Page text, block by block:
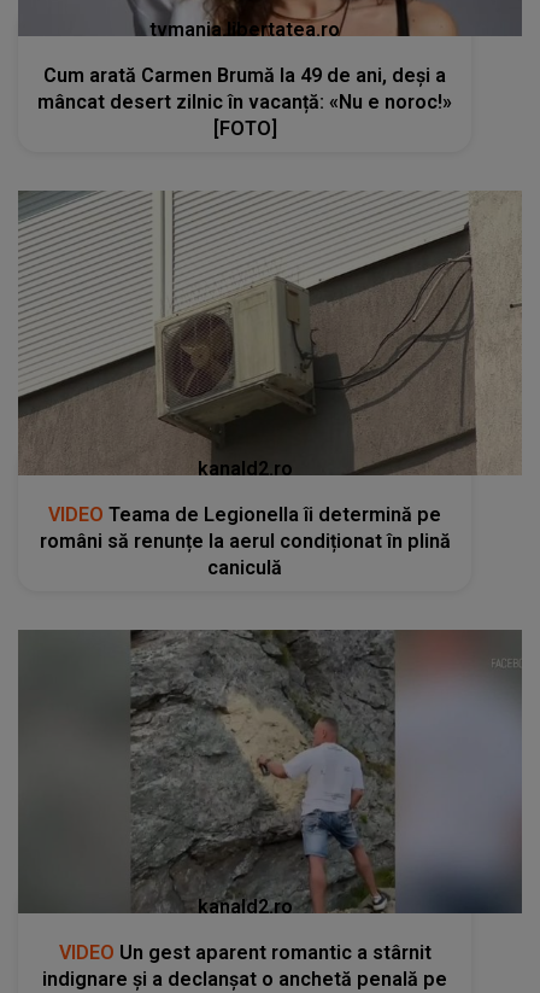
tvmania.libertatea.ro
Cum arată Carmen Brumă la 49 de ani, deși a
mâncat desert zilnic în vacanță: «Nu e noroc!»
[FOTO]
kanald2.ro
VIDEO Teama de Legionella îi determină pe
români să renunțe la aerul condiționat în plină
caniculă
kanald2.ro
VIDEO Un gest aparent romantic a stârnit
indignare și a declanșat o anchetă penală pe